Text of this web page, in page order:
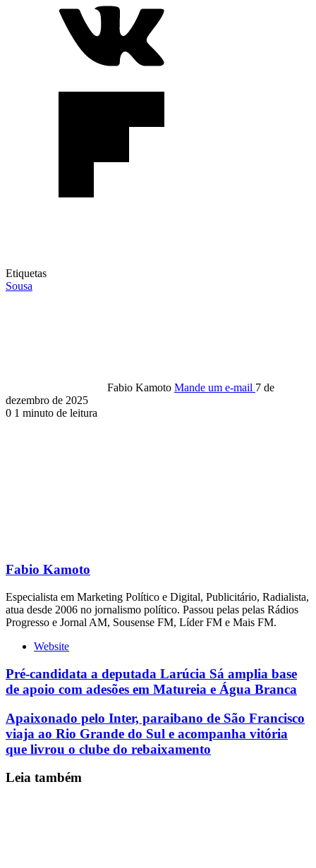
Etiquetas
Sousa
Fabio Kamoto Mande um e-mail 7 de
dezembro de 2025
0 1 minuto de leitura
Fabio Kamoto
Especialista em Marketing Político e Digital, Publicitário, Radialista,
atua desde 2006 no jornalismo político. Passou pelas pelas Rádios
Progresso e Jornal AM, Sousense FM, Líder FM e Mais FM.
Website
Pré-candidata a deputada Larúcia Sá amplia base
de apoio com adesões em Matureia e Água Branca
Apaixonado pelo Inter, paraibano de São Francisco
viaja ao Rio Grande do Sul e acompanha vitória
que livrou o clube do rebaixamento
Leia também